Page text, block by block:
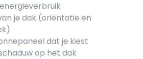
je dak (oriëntatie en
dat je kiest
op het dak